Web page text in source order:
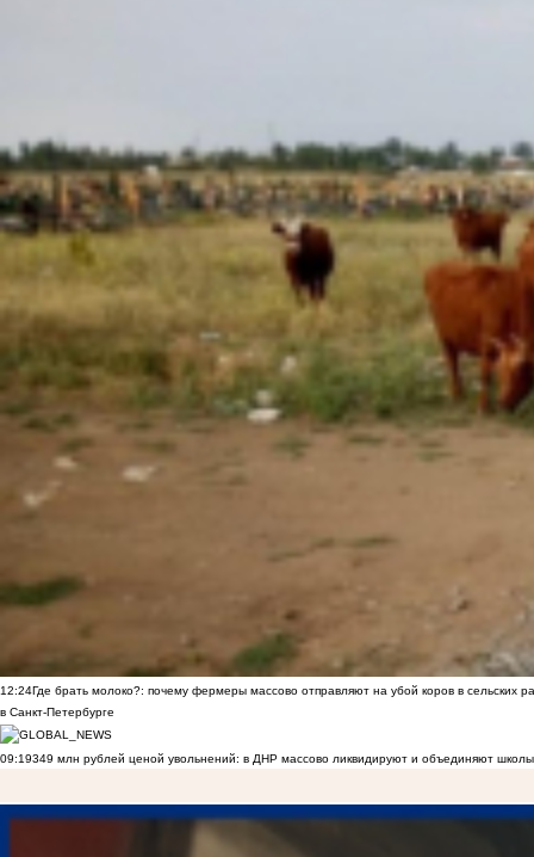
12:24Где брать молоко?: почему фермеры массово отправляют на убой коров в сельских
в Санкт-Петербурге
09:19349 млн рублей ценой увольнений: в ДНР массово ликвидируют и объединяют